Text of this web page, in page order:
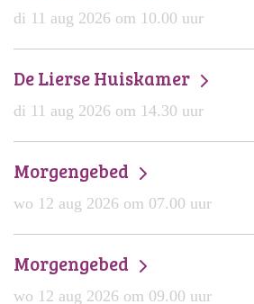
di 11 aug 2026 om 10.00 uur
De Lierse Huiskamer
di 11 aug 2026 om 14.30 uur
Morgengebed
wo 12 aug 2026 om 07.00 uur
Morgengebed
wo 12 aug 2026 om 09.00 uur